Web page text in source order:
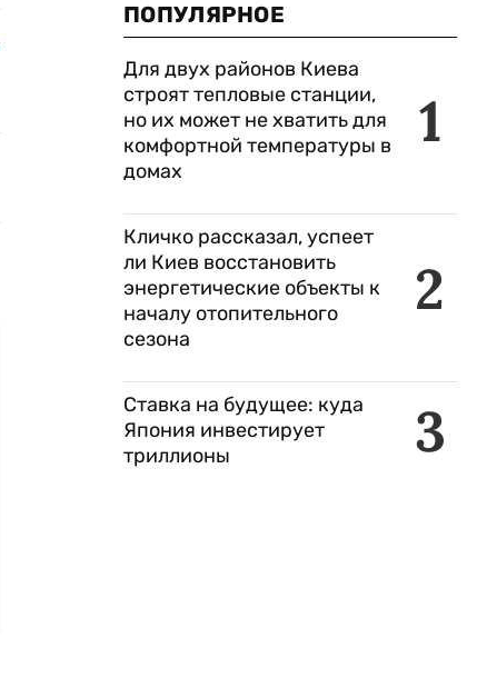
ПОПУЛЯРНОЕ
1
Для двух районов Киева
строят тепловые станции,
но их может не хватить для
комфортной температуры в
домах
2
Кличко рассказал, успеет
ли Киев восстановить
энергетические объекты к
началу отопительного
сезона
3
Ставка на будущее: куда
Япония инвестирует
триллионы